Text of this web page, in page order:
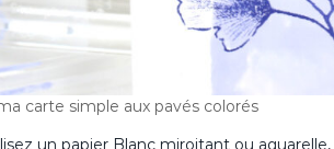
carte simple aux pavés colorés
un papier Blanc miroitant ou